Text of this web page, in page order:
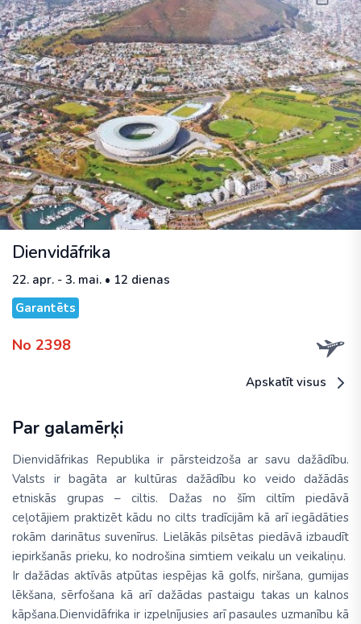
Dienvidāfrika
22. apr. - 3. mai. • 12 dienas
Garantēts
No 2398
Apskatīt visus
Par galamērķi
Dienvidāfrikas Republika ir pārsteidzoša ar savu dažādību.
Valsts ir bagāta ar kultūras dažādību ko veido dažādās
etniskās grupas – ciltis. Dažas no šīm ciltīm piedāvā
ceļotājiem praktizēt kādu no cilts tradīcijām kā arī iegādāties
rokām darinātus suvenīrus. Lielākās pilsētas piedāvā izbaudīt
iepirkšanās prieku, ko nodrošina simtiem veikalu un veikaliņu.
Ir dažādas aktīvās atpūtas iespējas kā golfs, niršana, gumijas
lēkšana, sērfošana kā arī dažādas pastaigu takas un kalnos
kāpšana.Dienvidāfrika ir izpelnījusies arī pasaules uzmanību kā